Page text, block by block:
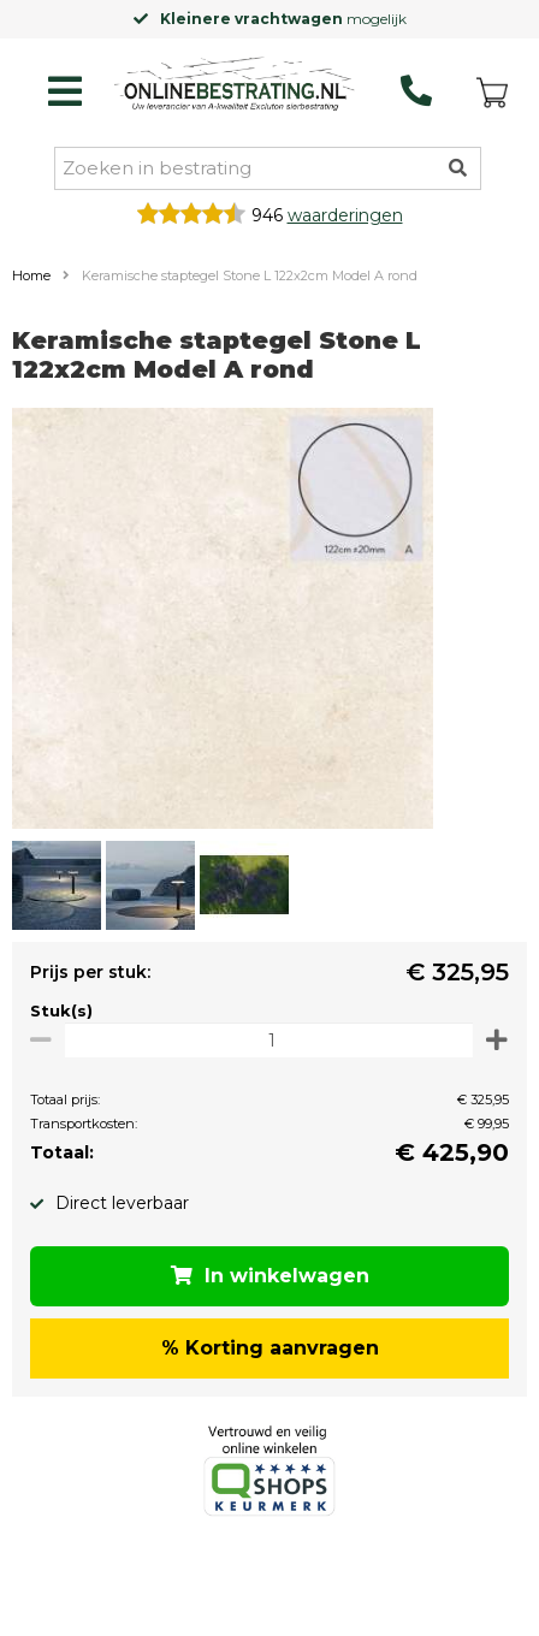
Kleinere vrachtwagen mogelijk
946 waarderingen
Home Keramische staptegel Stone L 122x2cm Model A rond
Keramische staptegel Stone L
122x2cm Model A rond
Prijs per stuk: € 325,95
Stuk(s)
Totaal prijs:
€ 325,95
Transportkosten:
€ 99,95
Totaal: € 425,90
Direct leverbaar
In winkelwagen
% Korting aanvragen